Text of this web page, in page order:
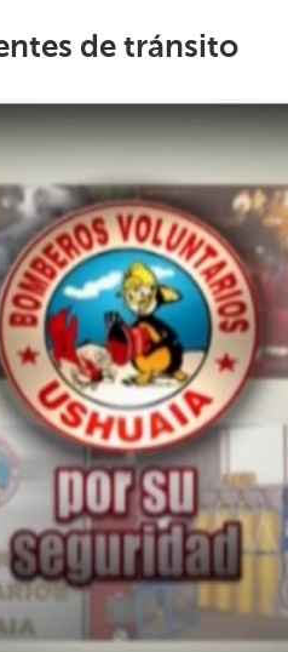
de tránsito